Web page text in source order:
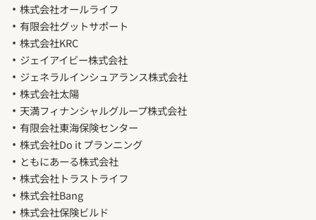
株式会社オールライフ
有限会社グットサポート
株式会社KRC
ジェイアイビー株式会社
ジェネラルインシュアランス株式会社
株式会社太陽
天満フィナンシャルグループ株式会社
有限会社東海保険センター
株式会社Do it プランニング
ともにあーる株式会社
株式会社トラストライフ
株式会社Bang
株式会社保険ビルド